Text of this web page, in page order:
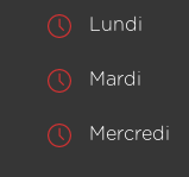
Lundi
Mardi
Mercredi